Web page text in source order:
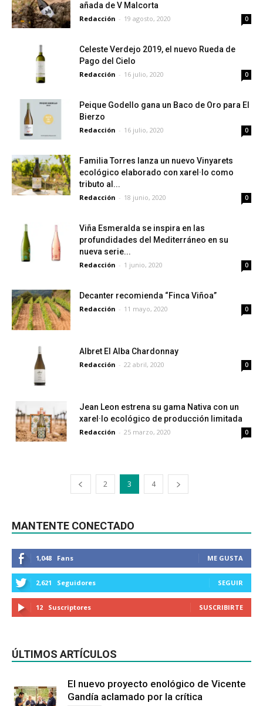
añada de V Malcorta
Redacción - 19 agosto, 2020 0
Celeste Verdejo 2019, el nuevo Rueda de
Pago del Cielo
Redacción - 16 julio, 2020 0
Peique Godello gana un Baco de Oro para El
Bierzo
Redacción - 16 julio, 2020 0
Familia Torres lanza un nuevo Vinyarets
ecológico elaborado con xarel·lo como
tributo al...
Redacción - 18 junio, 2020 0
Viña Esmeralda se inspira en las
profundidades del Mediterráneo en su
nueva serie...
Redacción - 1 junio, 2020 0
Decanter recomienda “Finca Viñoa”
Redacción - 11 mayo, 2020 0
Albret El Alba Chardonnay
Redacción - 22 abril, 2020 0
Jean Leon estrena su gama Nativa con un
xarel·lo ecológico de producción limitada
Redacción - 25 marzo, 2020 0
2 3 4
MANTENTE CONECTADO
1,048 Fans ME GUSTA
2,621 Seguidores SEGUIR
12 Suscriptores SUSCRIBIRTE
ÚLTIMOS ARTÍCULOS
El nuevo proyecto enológico de Vicente
Gandía aclamado por la crítica